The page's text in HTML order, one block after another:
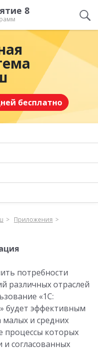
8
бесплатно
Приложения
потребности
различных отраслей
«1С:
будет эффективным
малых и средних
процессы которых
согласованных